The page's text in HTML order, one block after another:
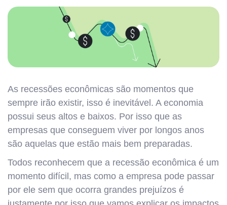
As recessões econômicas são momentos que
sempre irão existir, isso é inevitável. A economia
possui seus altos e baixos. Por isso que as
empresas que conseguem viver por longos anos
são aquelas que estão mais bem preparadas.
Todos reconhecem que a recessão econômica é um
momento difícil, mas como a empresa pode passar
por ele sem que ocorra grandes prejuízos é